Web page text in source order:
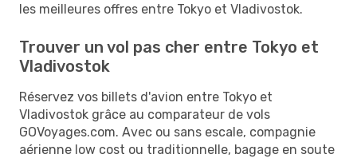
les meilleures offres entre Tokyo et Vladivostok.
Trouver un vol pas cher entre Tokyo et
Vladivostok
Réservez vos billets d'avion entre Tokyo et
Vladivostok grâce au comparateur de vols
GOVoyages.com. Avec ou sans escale, compagnie
aérienne low cost ou traditionnelle, bagage en soute